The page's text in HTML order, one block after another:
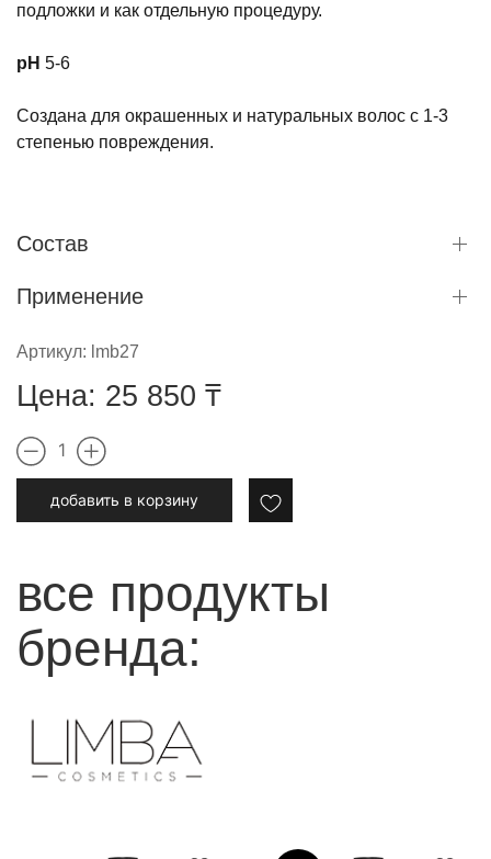
подложки и как отдельную процедуру.
pH 5-6
Создана для окрашенных и натуральных волос с 1-3
степенью повреждения.
Состав
Применение
Артикул: lmb27
Цена: 25 850 ₸
1
добавить в корзину
все продукты
бренда: